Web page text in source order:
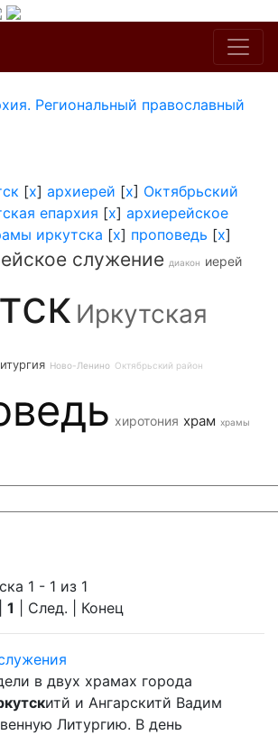
Региональный православный
[x] архиерей [x] Октябрьский
епархия [x] архиерейское
иркутска [x] проповедь [x]
служение диакон иерей
Иркутская
Ново-Ленино Октябрьский район
хиротония храм храмы
1 - 1 из 1
1 | След. | Конец
в двух храмах города
итй и Ангарскитй Вадим
Литургию. В день